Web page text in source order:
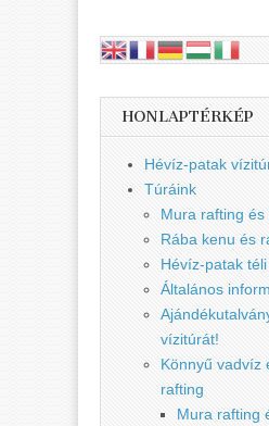
HONLAPTÉRKÉP
Hévíz-patak
Túráink
Mura rafting
Rába kenu és
Hévíz-patak
Általános
vízitúrát!
Könnyű vadvíz
rafting
Mura rafting